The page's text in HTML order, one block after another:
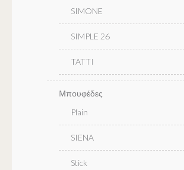
SIMONE
SIMPLE 26
TATTI
Μπουφέδες
Plain
SIENA
Stick